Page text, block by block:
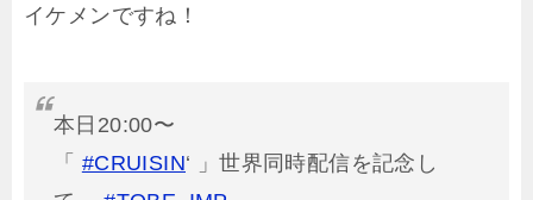
イケメンですね！
本日20:00〜
「 #CRUISIN‘ 」世界同時配信を記念し